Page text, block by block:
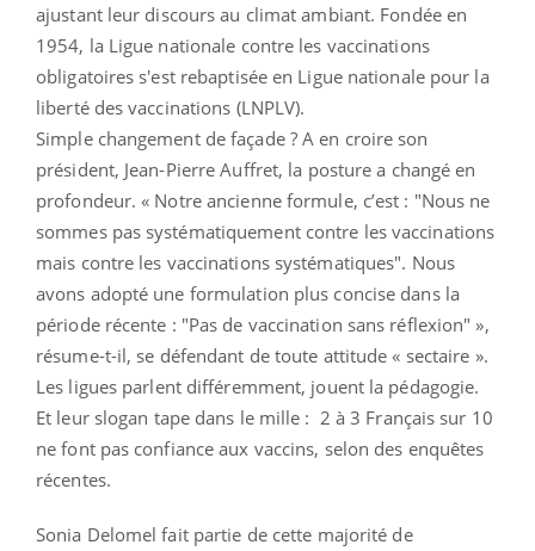
ajustant leur discours au climat ambiant. Fondée en
1954, la Ligue nationale contre les vaccinations
obligatoires s'est rebaptisée en Ligue nationale pour la
liberté des vaccinations (LNPLV).
Simple changement de façade ? A en croire son
président, Jean-Pierre Auffret, la posture a changé en
profondeur. « Notre ancienne formule, c’est : "Nous ne
sommes pas systématiquement contre les vaccinations
mais contre les vaccinations systématiques". Nous
avons adopté une formulation plus concise dans la
période récente : "Pas de vaccination sans réflexion" »,
résume-t-il, se défendant de toute attitude « sectaire ».
Les ligues parlent différemment, jouent la pédagogie.
Et leur slogan tape dans le mille : 2 à 3 Français sur 10
ne font pas confiance aux vaccins, selon des enquêtes
récentes.
Sonia Delomel fait partie de cette majorité de